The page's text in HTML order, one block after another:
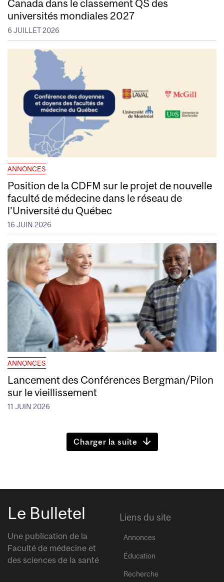
Canada dans le classement QS des
universités mondiales 2027
6 JUILLET 2026
ANNONCES
Position de la CDFM sur le projet de nouvelle
faculté de médecine dans le réseau de
l’Université du Québec
16 JUIN 2026
ANNONCES
Lancement des Conférences Bergman/Pilon
sur le vieillissement
11 JUIN 2026
Charger la suite
Le Bulletel
Une publication de la
Faculté de médecine et
des sciences de la santé
Liens du site
Annonces
Éducation
Recherche